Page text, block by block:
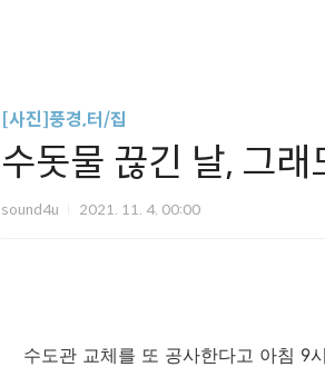
[사진]풍경,터/집
수돗물 끊긴 날, 그
sound4u 2021. 11. 4. 00:00
수도관 교체를 또 공사한다고 아침 9